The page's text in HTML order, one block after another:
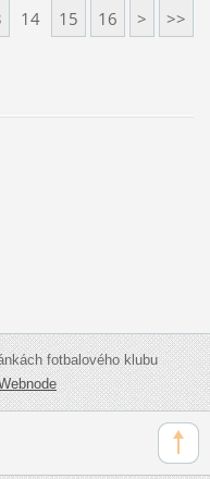
14 15 16 > >>
fotbalového klubu